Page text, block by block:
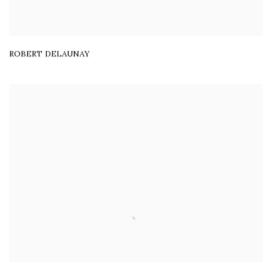
ROBERT DELAUNAY